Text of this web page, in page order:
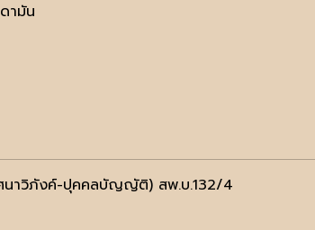
ามัน
นาวิภังค์-ปุคคลบัญญัติ) สพ.บ.132/4